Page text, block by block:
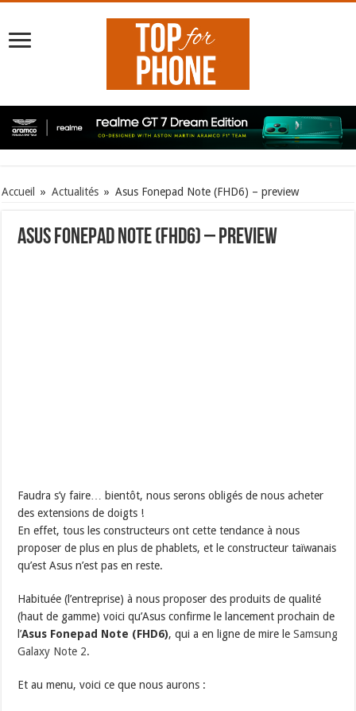
Accueil » Actualités » Asus Fonepad Note (FHD6) – preview
Asus Fonepad Note (FHD6) – preview
Faudra s’y faire… bientôt, nous serons obligés de nous acheter
des extensions de doigts !
En effet, tous les constructeurs ont cette tendance à nous
proposer de plus en plus de phablets, et le constructeur taïwanais
qu’est Asus n’est pas en reste.
Habituée (l’entreprise) à nous proposer des produits de qualité
(haut de gamme) voici qu’Asus confirme le lancement prochain de
l’Asus Fonepad Note (FHD6), qui a en ligne de mire leSamsung
Galaxy Note 2.
Et au menu, voici ce que nous aurons :